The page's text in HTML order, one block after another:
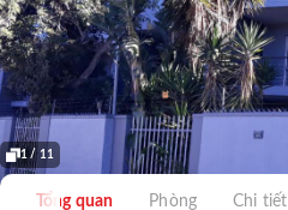
1 / 11
Tổng quan Phòng Chi tiết